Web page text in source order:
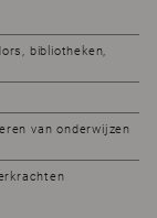
bibliotheken,
van onderwijzen